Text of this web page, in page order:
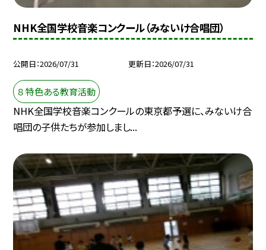
NHK全国学校音楽コンクール（みないけ合唱団）
公開日 2026/07/31 更新日 2026/07/31
８ 特色ある教育活動
NHK全国学校音楽コンクールの東京都予選に、みないけ合
唱団の子供たちが参加しまし...